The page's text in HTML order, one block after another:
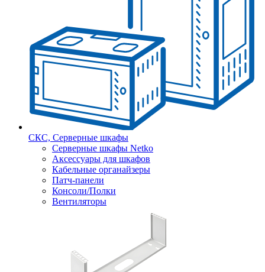
СКС, Серверные шкафы
Серверные шкафы Netko
Аксессуары для шкафов
Кабельные органайзеры
Патч-панели
Консоли/Полки
Вентиляторы